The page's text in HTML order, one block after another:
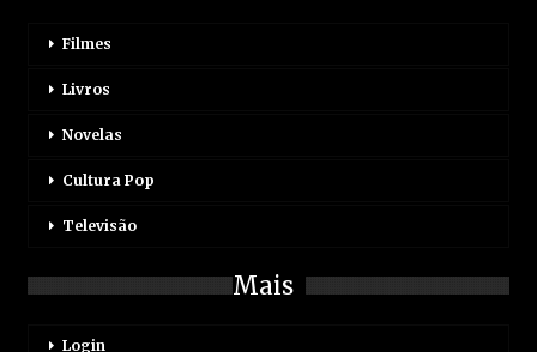
Filmes
Livros
Novelas
Cultura Pop
Televisão
Mais
Login